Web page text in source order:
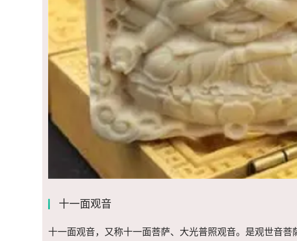
十一面观音
十一面观音，又称十一面菩萨、大光普照观音。是观世音